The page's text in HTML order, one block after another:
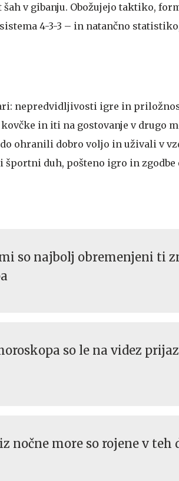
v gibanju. Obožujejo taktiko,
4-3-3 – in natančno
nepredvidljivosti igre in
in iti na gostovanje v drugo
ohranili dobro voljo in uživali v
duh, pošteno igro in zgodbe
so najbolj obremenjeni ti
so le na videz
nočne more so rojene v teh